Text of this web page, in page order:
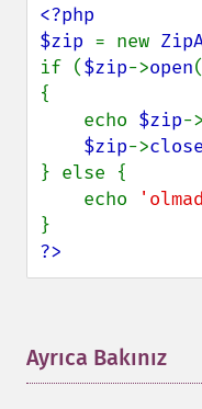
<?php
$zip = new
if ($zip->open(
{
    echo
$zip->
$zip->close
} else {
    echo
?>
Ayrıca Bakınız